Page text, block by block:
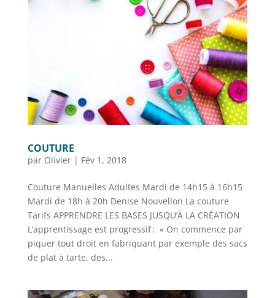
COUTURE
par Olivier| Fév 1, 2018
Couture Manuelles Adultes Mardi de 14h15 à 16h15
Mardi de 18h à 20h Denise Nouvellon La couture
Tarifs APPRENDRE LES BASES JUSQU’À LA CRÉATION
L’apprentissage est progressif : « On commence par
piquer tout droit en fabriquant par exemple des sacs
de plat à tarte, des...